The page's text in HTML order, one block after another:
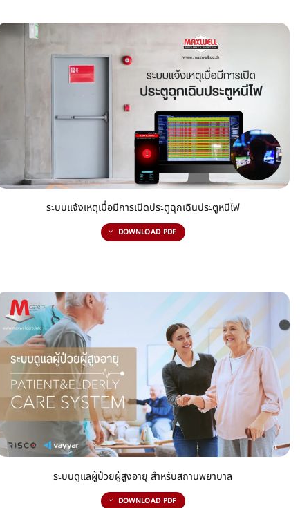
ระบบแจ้งเหตุเมื่อมีการเปิดประตูฉุกเฉินประตูหนีไฟ
DOWNLOAD PDF
ระบบดูแลผู้ป่วยผู้สูงอายุ สำหรับสถานพยาบาล
DOWNLOAD PDF